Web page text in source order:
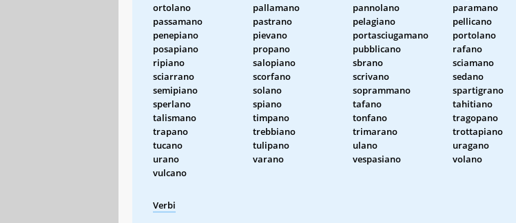
ortolano
pallamano pannolano
paramano
passamano
pastrano pelagiano
pellicano
penepiano
pievano portasciugamano
portolano
posapiano
propano pubblicano
rafano
ripiano
salopiano sbrano
sciamano
sciarrano
scorfano scrivano
sedano
semipiano
solano soprammano
spartigrano
sperlano
spiano tafano
tahitiano
talismano
timpano tonfano
tragopano
trapano
trebbiano trimarano
trottapiano
tucano
tulipano ulano
uragano
urano
varano vespasiano
volano
vulcano
Verbi